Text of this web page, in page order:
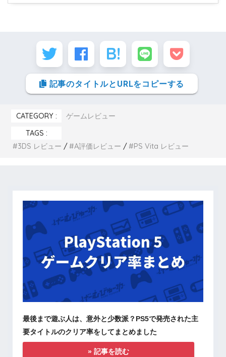
記事のタイトルとURLをコピーする
CATEGORY :
ゲームレビュー
TAGS :
3DS レビュー
A評価レビュー PS Vita レビュー
最後まで遊ぶ人は、意外と少数派？PS5で発売された主
要タイトルのクリア率をしてまとめました
» 記事を読む